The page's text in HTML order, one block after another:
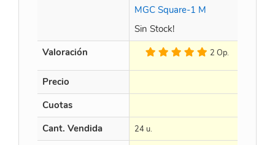
MGC Square-1 M
Sin Stock!
Valoración 2 Op.
Precio
Cuotas
Cant. Vendida 24 u.